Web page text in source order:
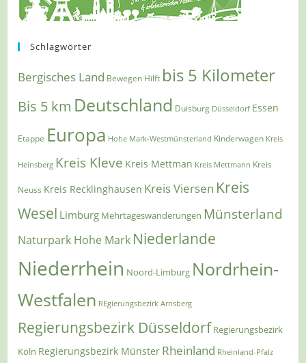
Schlagwörter
Bergisches Land Bewegen Hilft bis 5 Kilometer
Bis 5 km Deutschland Duisburg Düsseldorf Essen
Etappe Europa Hohe Mark-Westmünsterland Kinderwagen Kreis
Heinsberg Kreis Kleve Kreis Mettman Kreis Mettmann Kreis
Neuss Kreis Recklinghausen Kreis Viersen Kreis
Wesel Limburg Mehrtageswanderungen Münsterland
Naturpark Hohe Mark Niederlande
Niederrhein Noord-Limburg Nordrhein-
Westfalen REgierungsbezirk Arnsberg
Regierungsbezirk Düsseldorf Regierungsbezirk
Köln Regierungsbezirk Münster Rheinland Rheinland-Pfalz